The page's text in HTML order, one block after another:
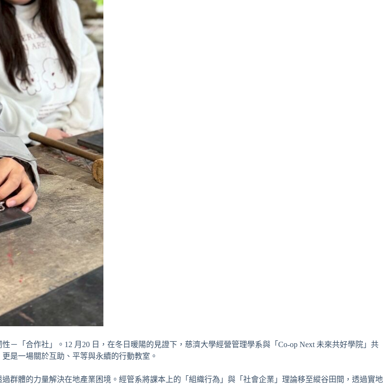
「合作社」。12 月20 日，在冬日暖陽的見證下，慈濟大學經營管理學系與「Co-op Next 未來共好學院」共
是一場關於互助、平等與永續的行動教室。
群體的力量解決在地產業困境。經管系將課本上的「組織行為」與「社會企業」理論移至縱谷田間，透過實地